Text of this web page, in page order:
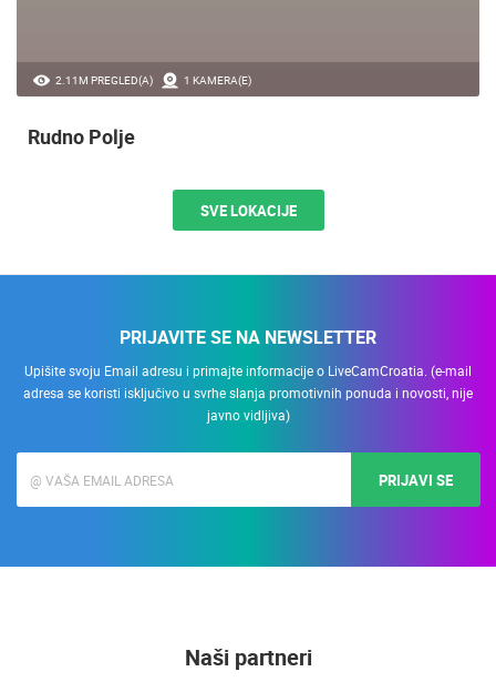
2.11M PREGLED(A) 1 KAMERA(E)
Rudno Polje
SVE LOKACIJE
PRIJAVITE SE NA NEWSLETTER
Upišite svoju Email adresu i primajte informacije o LiveCamCroatia. (e-mail
adresa se koristi isključivo u svrhe slanja promotivnih ponuda i novosti, nije
javno vidljiva)
PRIJAVI SE
Naši partneri